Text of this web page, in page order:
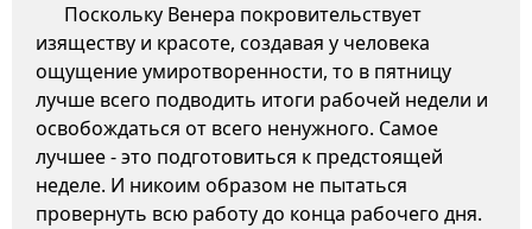
Поскольку Венера покровительствует
изяществу и красоте, создавая у человека
ощущение умиротворенности, то в пятницу
лучше всего подводить итоги рабочей недели и
освобождаться от всего ненужного. Самое
лучшее - это подготовиться к предстоящей
неделе. И никоим образом не пытаться
провернуть всю работу до конца рабочего дня.